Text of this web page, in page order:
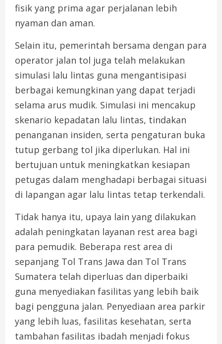
fisik yang prima agar perjalanan lebih
nyaman dan aman.
Selain itu, pemerintah bersama dengan para
operator jalan tol juga telah melakukan
simulasi lalu lintas guna mengantisipasi
berbagai kemungkinan yang dapat terjadi
selama arus mudik. Simulasi ini mencakup
skenario kepadatan lalu lintas, tindakan
penanganan insiden, serta pengaturan buka
tutup gerbang tol jika diperlukan. Hal ini
bertujuan untuk meningkatkan kesiapan
petugas dalam menghadapi berbagai situasi
di lapangan agar lalu lintas tetap terkendali.
Tidak hanya itu, upaya lain yang dilakukan
adalah peningkatan layanan rest area bagi
para pemudik. Beberapa rest area di
sepanjang Tol Trans Jawa dan Tol Trans
Sumatera telah diperluas dan diperbaiki
guna menyediakan fasilitas yang lebih baik
bagi pengguna jalan. Penyediaan area parkir
yang lebih luas, fasilitas kesehatan, serta
tambahan fasilitas ibadah menjadi fokus